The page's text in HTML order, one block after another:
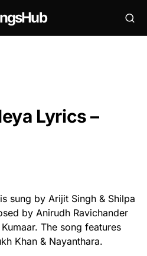
Lyrics –
sung by Arijit Singh & Shilpa
by Anirudh Ravichander
The song features
Khan & Nayanthara.